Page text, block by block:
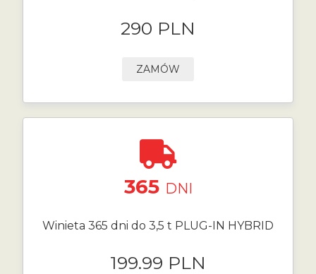
290 PLN
ZAMÓW
365 DNI
Winieta 365 dni do 3,5 t PLUG-IN HYBRID
199.99 PLN